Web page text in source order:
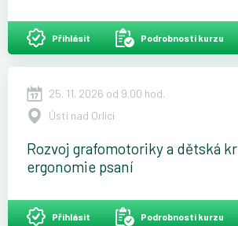
Přihlásit Podrobnosti kurzu
25. 11. 2026 od 9.00 hod.
Ústí nad Orlicí
Rozvoj grafomotoriky a dětská
ergonomie psaní
Přihlásit Podrobnosti kurzu